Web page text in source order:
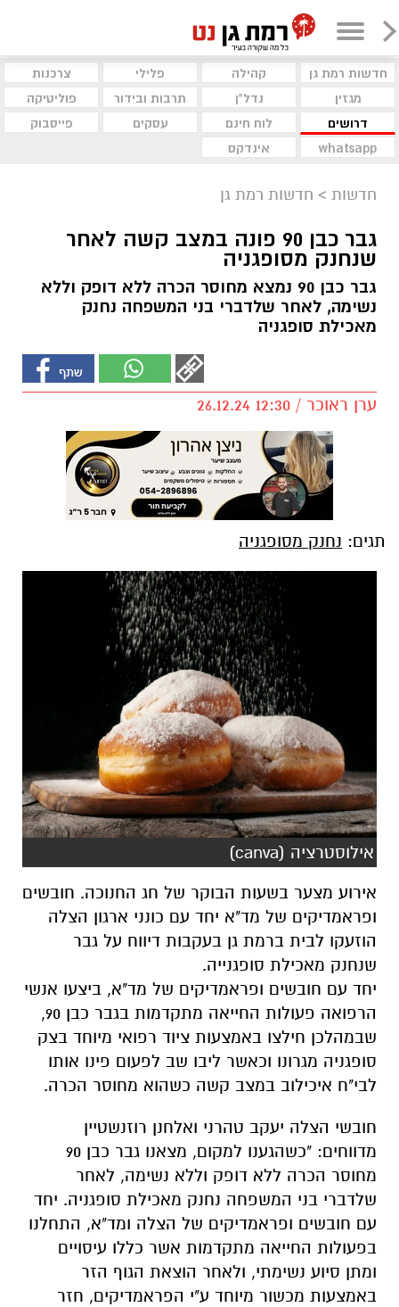
חדשות רמת גן קהילה פלילי
צרכנות
מגזין
נדל"ן תרבות ובידור
פוליטיקה
דרושים
לוח חינם עסקים
פייסבוק
whatsapp
אינדקס
חדשות > חדשות רמת גן
גבר כבן 90 פונה במצב קשה לאחר
שנחנק מסופגניה
גבר כבן 90 נמצא מחוסר הכרה ללא דופק וללא
נשימה, לאחר שלדברי בני המשפחה נחנק
מאכילת סופגניה
ערן ראוכר / 12:30 26.12.24
תגים: נחנק מסופגניה
אילוסטרציה (canva)
אירוע מצער בשעות הבוקר של חג החנוכה. חובשים
ופראמדיקים של מד"א יחד עם כונני ארגון הצלה
הוזעקו לבית ברמת גן בעקבות דיווח על גבר
שנחנק מאכילת סופגנייה.
יחד עם חובשים ופראמדיקים של מד"א, ביצעו אנשי
הרפואה פעולות החייאה מתקדמות בגבר כבן 90,
שבמהלכן חילצו באמצעות ציוד רפואי מיוחד בצק
סופגניה מגרונו וכאשר ליבו שב לפעום פינו אותו
לבי"ח איכילוב במצב קשה כשהוא מחוסר הכרה.
חובשי הצלה יעקב טהרני ואלחנן רוזנשטיין
מדווחים: "כשהגענו למקום, מצאנו גבר כבן 90
מחוסר הכרה ללא דופק וללא נשימה, לאחר
שלדברי בני המשפחה נחנק מאכילת סופגניה. יחד
עם חובשים ופראמדיקים של הצלה ומד"א, התחלנו
בפעולות החייאה מתקדמות אשר כללו עיסויים
ומתן סיוע נשימתי, ולאחר הוצאת הגוף הזר
באמצעות מכשור מיוחד ע"י הפראמדיקים, חזר